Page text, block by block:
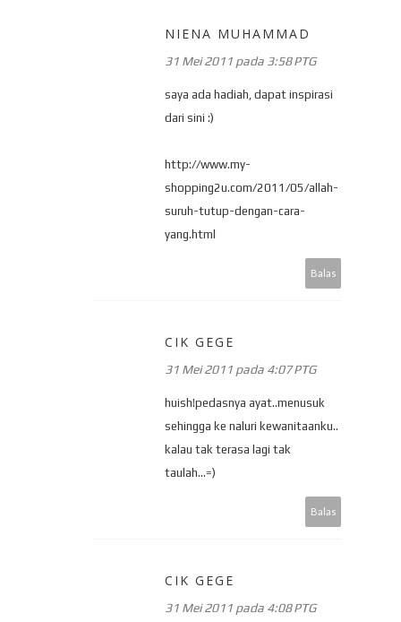
NIENA MUHAMMAD
31 Mei 2011 pada 3:58 PTG
saya ada hadiah, dapat inspirasi
dari sini :)
http://www.my-
shopping2u.com/2011/05/allah-
suruh-tutup-dengan-cara-
yang.html
Balas
CIK GEGE
31 Mei 2011 pada 4:07 PTG
huish!pedasnya ayat..menusuk
sehingga ke naluri kewanitaanku..
kalau tak terasa lagi tak
taulah...=)
Balas
CIK GEGE
31 Mei 2011 pada 4:08 PTG